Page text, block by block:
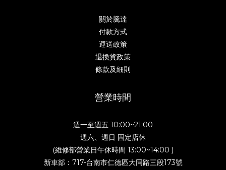
關於騰達
付款方式
運送政策
退換貨政策
條款及細則
營業時間
週一至週五 10:00~21:00
週六、週日 固定店休
(維修部營業日午休時間 13:00~14:00 )
新車部：717-台南市仁德區大同路三段173號